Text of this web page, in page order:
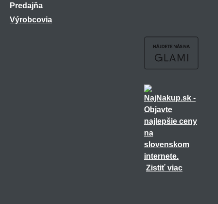
Predajňa
Výrobcovia
Zistiť viac